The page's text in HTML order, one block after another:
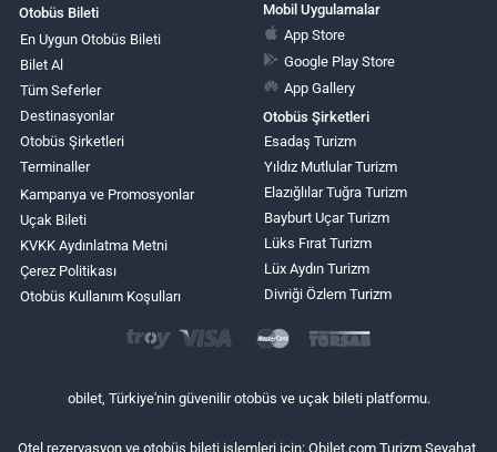
Otobüs Bileti
En Uygun Otobüs Bileti
Bilet Al
Tüm Seferler
Destinasyonlar
Otobüs Şirketleri
Terminaller
Kampanya ve Promosyonlar
Uçak Bileti
KVKK Aydınlatma Metni
Çerez Politikası
Otobüs Kullanım Koşulları
Mobil Uygulamalar
App Store
Google Play Store
App Gallery
Otobüs Şirketleri
Esadaş Turizm
Yıldız Mutlular Turizm
Elazığlılar Tuğra Turizm
Bayburt Uçar Turizm
Lüks Fırat Turizm
Lüx Aydın Turizm
Divriği Özlem Turizm
obilet, Türkiye'nin güvenilir otobüs ve uçak bileti platformu.
Otel rezervasyon ve otobüs bileti işlemleri için: Obilet.com Turizm Seyahat